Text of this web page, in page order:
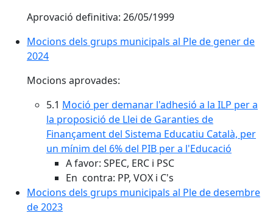
Aprovació definitiva: 26/05/1999
Mocions dels grups municipals al Ple de gener de
2024
Mocions aprovades:
5.1 Moció per demanar l'adhesió a la ILP per a
la proposició de Llei de Garanties de
Finançament del Sistema Educatiu Català, per
un mínim del 6% del PIB per a l'Educació
A favor: SPEC, ERC i PSC
En contra: PP, VOX i C's
Mocions dels grups municipals al Ple de desembre
de 2023